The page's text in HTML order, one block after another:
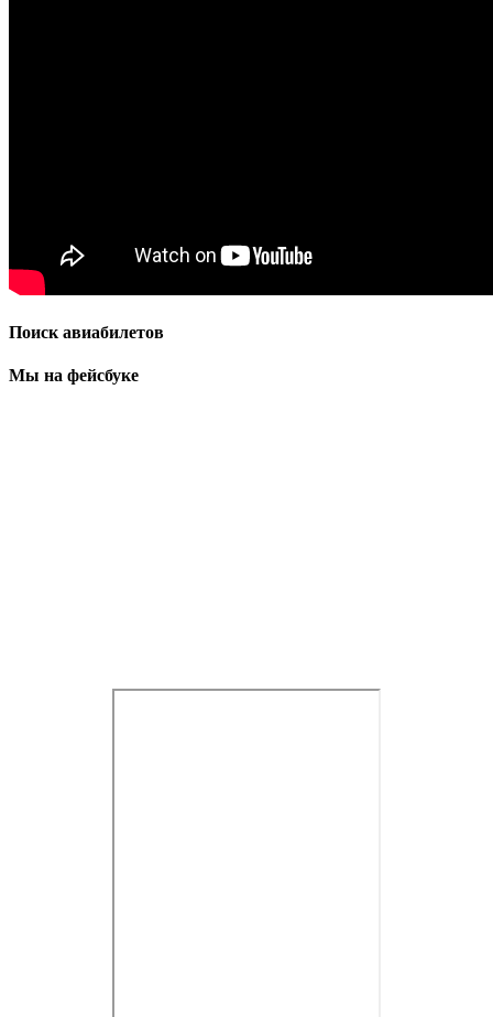
Поиск авиабилетов
Мы на фейсбуке